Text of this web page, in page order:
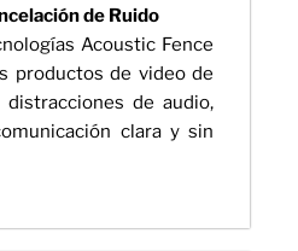
de Ruido
Acoustic Fence
productos de video de
distracciones de audio,
clara y sin